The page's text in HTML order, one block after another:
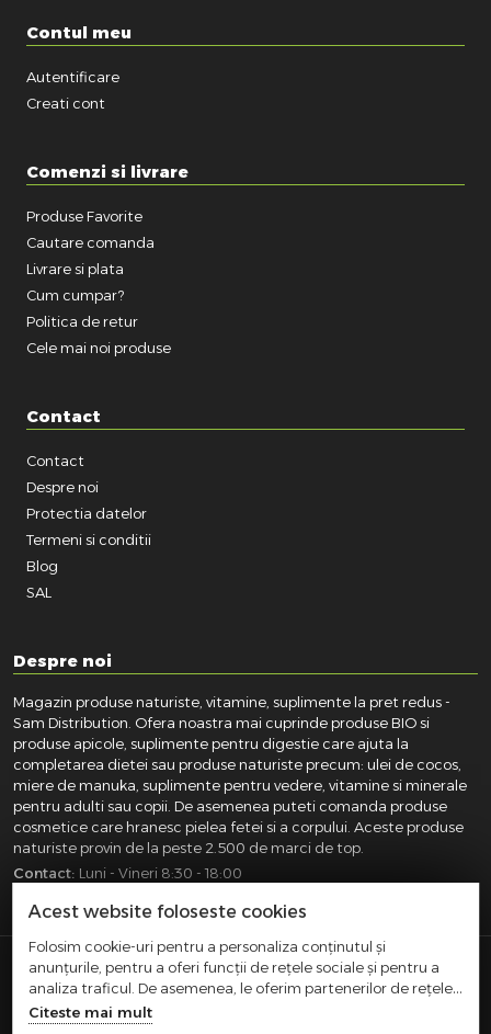
Contul meu
Autentificare
Creati cont
Comenzi si livrare
Produse Favorite
Cautare comanda
Livrare si plata
Cum cumpar?
Politica de retur
Cele mai noi produse
Contact
Contact
Despre noi
Protectia datelor
Termeni si conditii
Blog
SAL
Despre noi
Magazin produse naturiste, vitamine, suplimente la pret redus -
Sam Distribution. Ofera noastra mai cuprinde produse BIO si
produse apicole, suplimente pentru digestie care ajuta la
completarea dietei sau produse naturiste precum: ulei de cocos,
miere de manuka, suplimente pentru vedere, vitamine si minerale
pentru adulti sau copii. De asemenea puteti comanda produse
cosmetice care hranesc pielea fetei si a corpului. Aceste produse
naturiste provin de la peste 2.500 de marci de top.
Contact: Luni - Vineri 8:30 - 18:00
SAM DISTRIBUTION S.R.L.- Registrul Comertului:
J40/10004/2002, Cod fiscal: RO14935035, Adresa: Str.
Dimieni, nr. 7, Bucuresti, sector 5.
Acest website foloseste cookies
Folosim cookie-uri pentru a personaliza conținutul și
anunțurile, pentru a oferi funcții de rețele sociale și pentru a
analiza traficul. De asemenea, le oferim partenerilor de rețele
sociale, de publicitate și de analize informații cu privire la
modul în care folosiți site-ul nostru. Aceștia le pot combina cu
Citeste mai mult